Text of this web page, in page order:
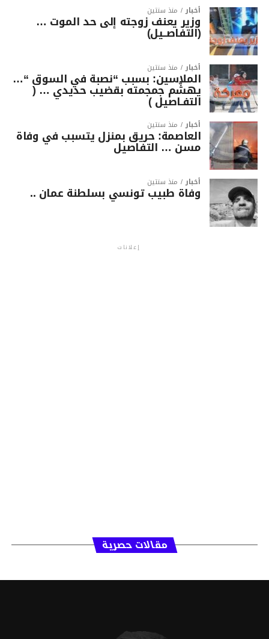
أخبار منذ سنتين
وزير يعنف زوجته إلى حد الموت …
(التفاصــيل)
أخبار منذ سنتين
الملاسين: بسبب “نصبة في السوق “…
يهشّم جمجمته بقضيب حديدي … (
التفـاصيل )
أخبار منذ سنتين
العاصمة: حريق بمنزل يتسبب في وفاة
مسن … التفاصيل
أخبار منذ سنتين
وفاة طبيب تونسي بسلطنة عمان ..
إعلانات
مقالات حصرية